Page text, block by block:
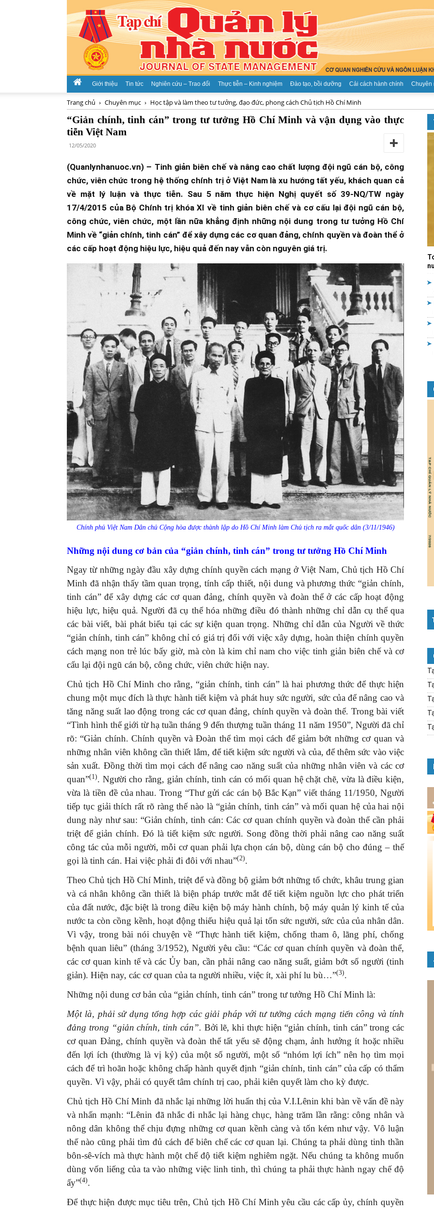
Tạp
chí
Quản
nhà
nước
Giới thiệu Tin tức Nghiên cứu – Trao đổi Thực tiễn – Kinh nghiệm Đào tạo, bồi dưỡng Cải cách hành chính Chuyên
Trang chủ Chuyên mục Học tập và làm theo tư tưởng, đạo đức, phong cách Chủ tịch Hồ Chí Minh
“Giản chính, tinh cán” trong tư tưởng Hồ Chí Minh và vận dụng vào thực
tiễn Việt Nam ​
12/05/2020
(Quanlynhanuoc.vn) – Tinh giản biên chế và nâng cao chất lượng đội ngũ cán bộ, công
chức, viên chức trong hệ thống chính trị ở Việt Nam là xu hướng tất yếu, khách quan cả
về mặt lý luận và thực tiễn. Sau 5 năm thực hiện Nghị quyết số 39-NQ/TW ngày
17/4/2015 của Bộ Chính trị khóa XI về tinh giản biên chế và cơ cấu lại đội ngũ cán bộ,
công chức, viên chức, một lần nữa khẳng định những nội dung trong tư tưởng Hồ Chí
Minh về “giản chính, tinh cán” để xây dựng các cơ quan đảng, chính quyền và đoàn thể ở
các cấp hoạt động hiệu lực, hiệu quả đến nay vẫn còn nguyên giá trị.
Chính phủ Việt Nam Dân chủ Cộng hòa được thành lập do Hồ Chí Minh làm Chủ tịch ra mắt quốc dân (3/11/1946)
Những nội dung cơ bản của “giản chính, tinh cán” trong tư tưởng Hồ Chí Minh
Ngay từ những ngày đầu xây dựng chính quyền cách mạng ở Việt Nam, Chủ tịch Hồ Chí
Minh đã nhận thấy tầm quan trọng, tính cấp thiết, nội dung và phương thức “giản chính,
tinh cán” để xây dựng các cơ quan đảng, chính quyền và đoàn thể ở các cấp hoạt động
hiệu lực, hiệu quả. Người đã cụ thể hóa những điều đó thành những chỉ dẫn cụ thể qua
các bài viết, bài phát biểu tại các sự kiện quan trọng. Những chỉ dẫn của Người về thức
“giản chính, tinh cán” không chỉ có giá trị đối với việc xây dựng, hoàn thiện chính quyền
cách mạng non trẻ lúc bấy giờ, mà còn là kim chỉ nam cho việc tinh giản biên chế và cơ
cấu lại đội ngũ cán bộ, công chức, viên chức hiện nay.
Chủ tịch Hồ Chí Minh cho rằng, “giản chính, tinh cán” là hai phương thức để thực hiện
chung một mục đích là thực hành tiết kiệm và phát huy sức người, sức của để nâng cao và
tăng năng suất lao động trong các cơ quan đảng, chính quyền và đoàn thể. Trong bài viết
“Tình hình thế giới từ hạ tuần tháng 9 đến thượng tuần tháng 11 năm 1950”, Người đã chỉ
rõ: “Giản chính. Chính quyền và Đoàn thể tìm mọi cách để giảm bớt những cơ quan và
những nhân viên không cần thiết lắm, để tiết kiệm sức người và của, để thêm sức vào việc
sản xuất. Đồng thời tìm mọi cách để nâng cao năng suất của những nhân viên và các cơ
quan”(1). Người cho rằng, giản chính, tinh cán có mối quan hệ chặt chẽ, vừa là điều kiện,
vừa là tiền đề của nhau. Trong “Thư gửi các cán bộ Bắc Kạn” viết tháng 11/1950, Người
tiếp tục giải thích rất rõ ràng thế nào là “giản chính, tinh cán” và mối quan hệ của hai nội
dung này như sau: “Giản chính, tinh cán: Các cơ quan chính quyền và đoàn thể cần phải
triệt để giản chính. Đó là tiết kiệm sức người. Song đồng thời phải nâng cao năng suất
công tác của mỗi người, mỗi cơ quan phải lựa chọn cán bộ, dùng cán bộ cho đúng – thế
gọi là tinh cán. Hai việc phải đi đôi với nhau”(2).
Theo Chủ tịch Hồ Chí Minh, triệt để và đồng bộ giảm bớt những tổ chức, khâu trung gian
và cá nhân không cần thiết là biện pháp trước mắt để tiết kiệm nguồn lực cho phát triển
của đất nước, đặc biệt là trong điều kiện bộ máy hành chính, bộ máy quản lý kinh tế của
nước ta còn cồng kềnh, hoạt động thiếu hiệu quả lại tốn sức người, sức của của nhân dân.
Vì vậy, trong bài nói chuyện về “Thực hành tiết kiệm, chống tham ô, lãng phí, chống
bệnh quan liêu” (tháng 3/1952), Người yêu cầu: “Các cơ quan chính quyền và đoàn thể,
các cơ quan kinh tế và các Ủy ban, cần phải nâng cao năng suất, giảm bớt số người (tinh
giản). Hiện nay, các cơ quan của ta người nhiều, việc ít, xài phí lu bù…”(3).
Những nội dung cơ bản của “giản chính, tinh cán” trong tư tưởng Hồ Chí Minh là:
Một là, phải sử dụng tổng hợp các giải pháp với tư tưởng cách mạng tiến công và tính
đảng trong “giản chính, tinh cán”. Bởi lẽ, khi thực hiện “giản chính, tinh cán” trong các
cơ quan Đảng, chính quyền và đoàn thể tất yếu sẽ động chạm, ảnh hưởng ít hoặc nhiều
đến lợi ích (thường là vị kỷ) của một số người, một số “nhóm lợi ích” nên họ tìm mọi
cách để trì hoãn hoặc không chấp hành quyết định “giản chính, tinh cán” của cấp có thẩm
quyền. Vì vậy, phải có quyết tâm chính trị cao, phải kiên quyết làm cho kỳ được.
Chủ tịch Hồ Chí Minh đã nhắc lại những lời huấn thị của V.I.Lênin khi bàn về vấn đề này
và nhấn mạnh: “Lênin đã nhắc đi nhắc lại hàng chục, hàng trăm lần rằng: công nhân và
nông dân không thể chịu đựng những cơ quan kềnh càng và tốn kém như vậy. Vô luận
thế nào cũng phải tìm đủ cách để biên chế các cơ quan lại. Chúng ta phải dùng tinh thần
bôn-sê-vích mà thực hành một chế độ tiết kiệm nghiêm ngặt. Nếu chúng ta không muốn
dùng vốn liếng của ta vào những việc linh tinh, thì chúng ta phải thực hành ngay chế độ
ấy”(4).
Để thực hiện được mục tiêu trên, Chủ tịch Hồ Chí Minh yêu cầu các cấp ủy, chính quyền